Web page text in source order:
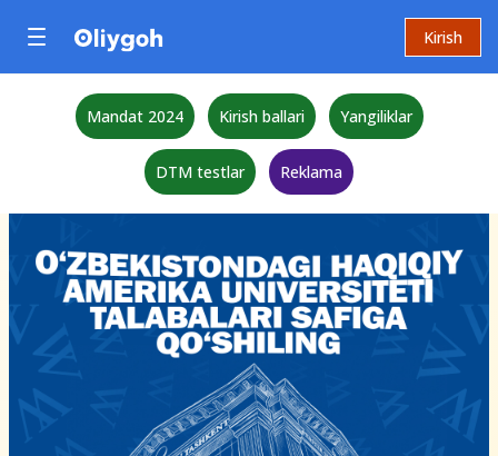
Kirish
Mandat 2024 Kirish ballari Yangiliklar
DTM testlar Reklama